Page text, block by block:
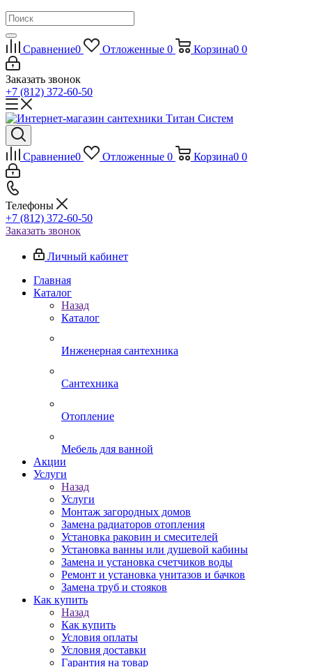
Сравнение0 Отложенные 0 Корзина0 0
Заказать звонок
+7 (812) 372-60-50
Сравнение0 Отложенные 0 Корзина0 0
Телефоны
+7 (812) 372-60-50
Заказать звонок
Личный кабинет
Главная
Каталог
Назад
Каталог
Инженерная сантехника
Сантехника
Отопление
Мебель для ванной
Акции
Услуги
Назад
Услуги
Монтаж загородных домов
Замена радиаторов отопления
Установка раковин и смесителей
Установка ванны или душевой кабины
Замена и установка счетчиков воды
Ремонт и установка унитазов и бачков
Замена труб и стояков
Как купить
Назад
Как купить
Условия оплаты
Условия доставки
Гарантия на товар